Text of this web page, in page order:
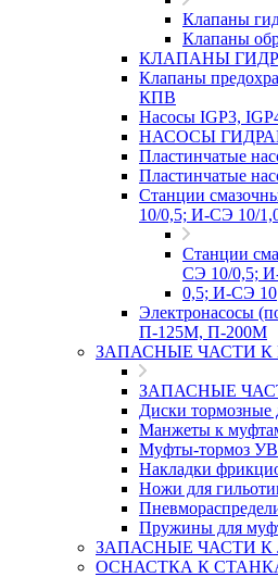
Клапаны
Клапаны
КЛАПАНЫ
Клапаны
КПВ
Насосы IGP3,
НАСОСЫ
Пластинчатые
Пластинчатые
Станции
10/0,5; И-СЭ 10/
Станции
СЭ 10/0,5;
0,5; И-СЭ 10
Электронасосы
П-125М, П-200М
ЗАПАСНЫЕ ЧАСТИ К
ЗАПАСНЫЕ
Диски
Манжеты к
Муфты-тормоз УВ
Накладки
Ножи для
Пружины для
ЗАПАСНЫЕ ЧАСТИ
ОСНАСТКА К